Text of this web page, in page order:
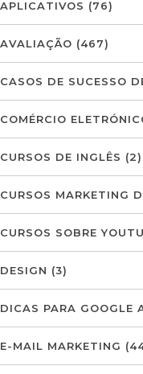
APLICATIVOS (76)
AVALIAÇÃO (467)
CASOS DE SUCESSO
COMÉRCIO
CURSOS DE INGLÊS (2)
CURSOS MARKETING
CURSOS SOBRE
DESIGN (3)
DICAS PARA GOOGLE
E-MAIL MARKETING